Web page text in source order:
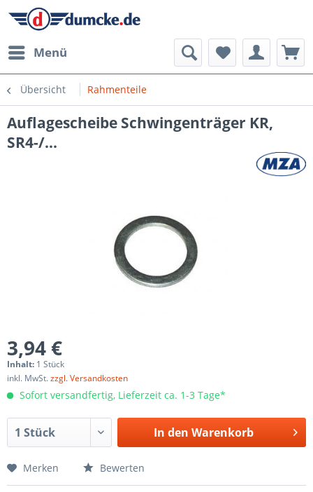
Menü
Übersicht Rahmenteile
Auflagescheibe Schwingenträger KR,
SR4-/...
3,94 €
Inhalt: 1 Stück
inkl. MwSt.zzgl. Versandkosten
Sofort versandfertig, Lieferzeit ca. 1-3 Tage*
In den Warenkorb
Merken Bewerten